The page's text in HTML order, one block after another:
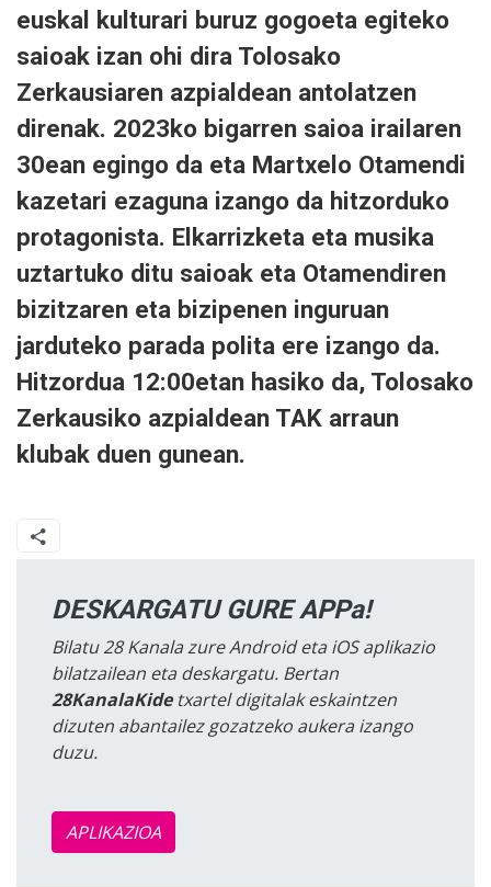
euskal kulturari buruz gogoeta egiteko
saioak izan ohi dira Tolosako
Zerkausiaren azpialdean antolatzen
direnak. 2023ko bigarren saioa irailaren
30ean egingo da eta Martxelo Otamendi
kazetari ezaguna izango da hitzorduko
protagonista. Elkarrizketa eta musika
uztartuko ditu saioak eta Otamendiren
bizitzaren eta bizipenen inguruan
jarduteko parada polita ere izango da.
Hitzordua 12:00etan hasiko da, Tolosako
Zerkausiko azpialdean TAK arraun
klubak duen gunean.
DESKARGATU GURE APPa!
Bilatu 28 Kanala zure Android eta iOS aplikazio
bilatzailean eta deskargatu. Bertan
28KanalaKidetxartel digitalak eskaintzen
dizuten abantailez gozatzeko aukera izango
duzu.
APLIKAZIOA